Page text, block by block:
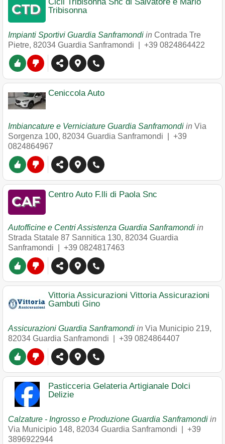
Tribisonna
Impianti Sportivi Guardia Sanframondi in Contrada Tre
Pietre, 82034 Guardia Sanframondi +39 0824864422
Ceniccola Auto
Imbiancature e Verniciature Guardia Sanframondi in Via
Sorgenza 100, 82034 Guardia Sanframondi
+39
0824864967
Centro Auto F.lli di Paola Snc
Autofficine e Centri Assistenza Guardia Sanframondi in
Strada Statale 87 Sannitica 130, 82034 Guardia
Sanframondi
+39 0824817463
Vittoria Assicurazioni Vittoria Assicurazioni
Gambuti Gino
Assicurazioni Guardia Sanframondi in Via Municipio 219,
82034 Guardia Sanframondi +39 0824864407
Pasticceria Gelateria Artigianale Dolci
Delizie
Calzature - Ingrosso e Produzione Guardia Sanframondi in
Via Municipio 148, 82034 Guardia Sanframondi
+39
3896922944